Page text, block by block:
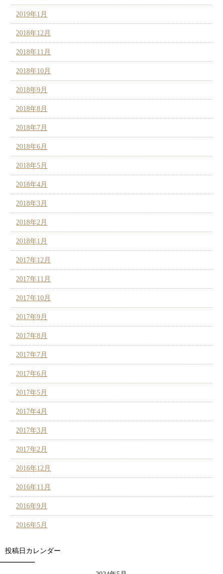
2019年1月
2018年12月
2018年11月
2018年10月
2018年9月
2018年8月
2018年7月
2018年6月
2018年5月
2018年4月
2018年3月
2018年2月
2018年1月
2017年12月
2017年11月
2017年10月
2017年9月
2017年8月
2017年7月
2017年6月
2017年5月
2017年4月
2017年3月
2017年2月
2016年12月
2016年11月
2016年9月
2016年5月
投稿日カレンダー